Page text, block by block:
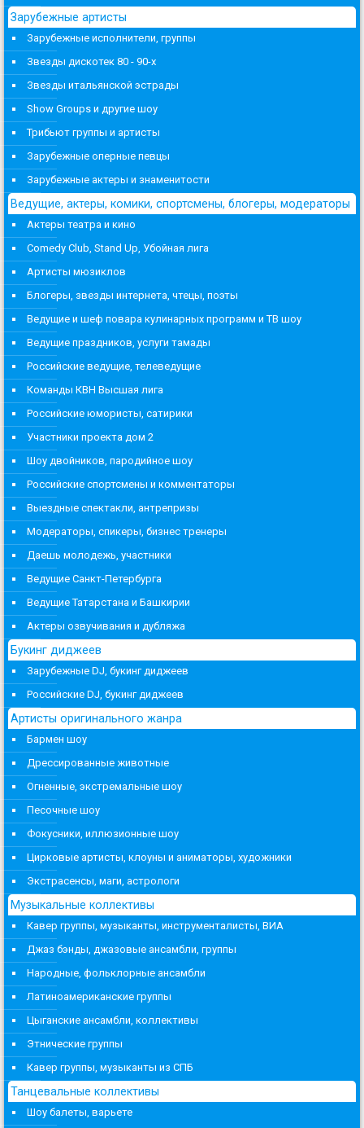
Зарубежные артисты
Зарубежные исполнители, группы
Звезды дискотек 80 - 90-х
Звезды итальянской эстрады
Show Groups и другие шоу
Трибьют группы и артисты
Зарубежные оперные певцы
Зарубежные актеры и знаменитости
Ведущие, актеры, комики, спортсмены, блогеры, модераторы
Актеры театра и кино
Comedy Club, Stand Up, Убойная лига
Артисты мюзиклов
Блогеры, звезды интернета, чтецы, поэты
Ведущие и шеф повара кулинарных программ и ТВ шоу
Ведущие праздников, услуги тамады
Российские ведущие, телеведущие
Команды КВН Высшая лига
Российские юмористы, сатирики
Участники проекта дом 2
Шоу двойников, пародийное шоу
Российские спортсмены и комментаторы
Выездные спектакли, антрепризы
Модераторы, спикеры, бизнес тренеры
Даешь молодежь, участники
Ведущие Санкт-Петербурга
Ведущие Татарстана и Башкирии
Актеры озвучивания и дубляжа
Букинг диджеев
Зарубежные DJ, букинг диджеев
Российские DJ, букинг диджеев
Артисты оригинального жанра
Бармен шоу
Дрессированные животные
Огненные, экстремальные шоу
Песочные шоу
Фокусники, иллюзионные шоу
Цирковые артисты, клоуны и аниматоры, художники
Экстрасенсы, маги, астрологи
Музыкальные коллективы
Кавер группы, музыканты, инструменталисты, ВИА
Джаз бэнды, джазовые ансамбли, группы
Народные, фольклорные ансамбли
Латиноамериканские группы
Цыганские ансамбли, коллективы
Этнические группы
Кавер группы, музыканты из СПБ
Танцевальные коллективы
Шоу балеты, варьете